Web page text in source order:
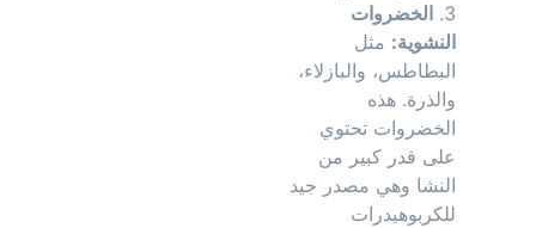
الخضروات
النشوية: مثل
البطاطس، والبازلاء،
والذرة. هذه
الخضروات تحتوي
على قدر كبير من
النشا وهي مصدر جيد
للكربوهيدرات